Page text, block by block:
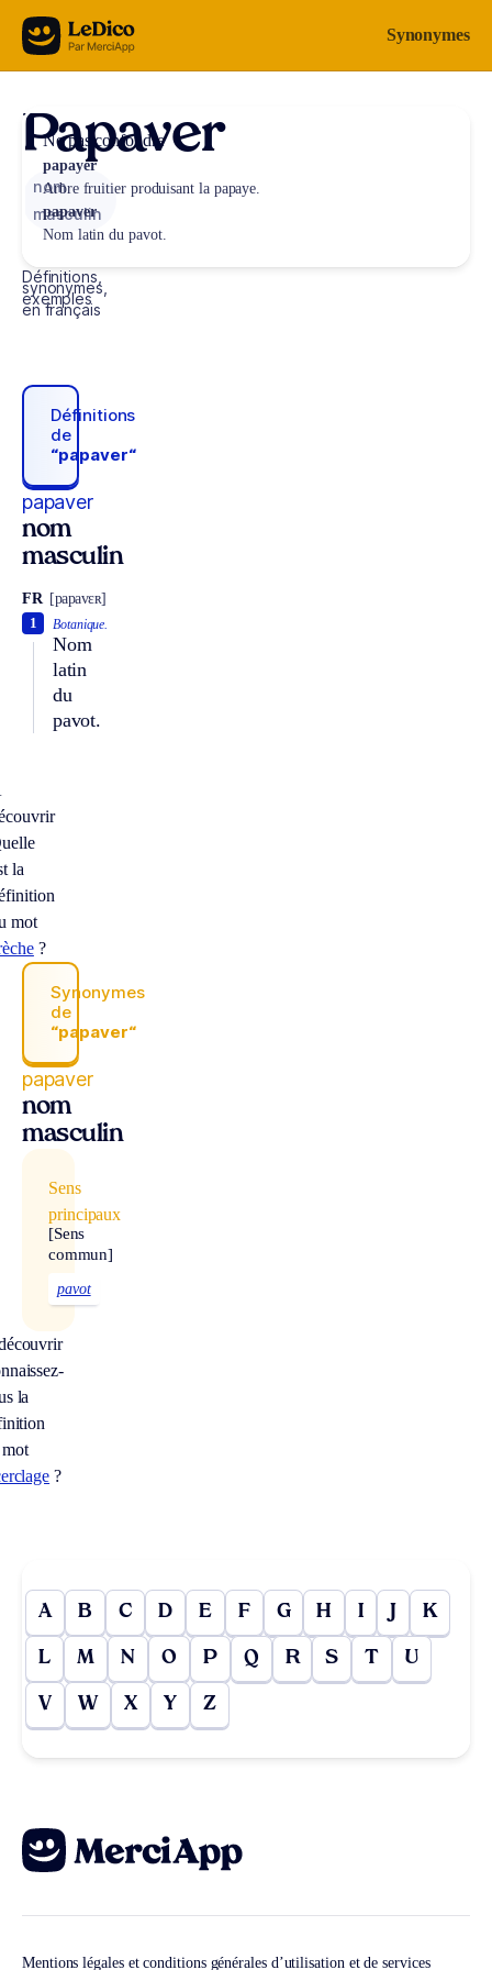
Aller au contenu Synonymes
Papaver
nom
masculin
Définitions,
synonymes,
exemples
en français
Définitions
de
“papaver“
papaver
nom
masculin
FR [papavɛʀ]
Botanique.
Nom
latin
du
pavot.
1
la
mot
?
Synonymes
de
“papaver“
papaver
nom
masculin
Sens
principaux
[Sens
commun]
pavot
la
?
Ne pas confondre
papayer
Arbre fruitier produisant la papaye.
papaver
Nom latin du pavot.
A B C D E F G H I J K
L M N O P Q R S T U
V W X Y Z
Mentions légales et conditions générales d’utilisation et de services